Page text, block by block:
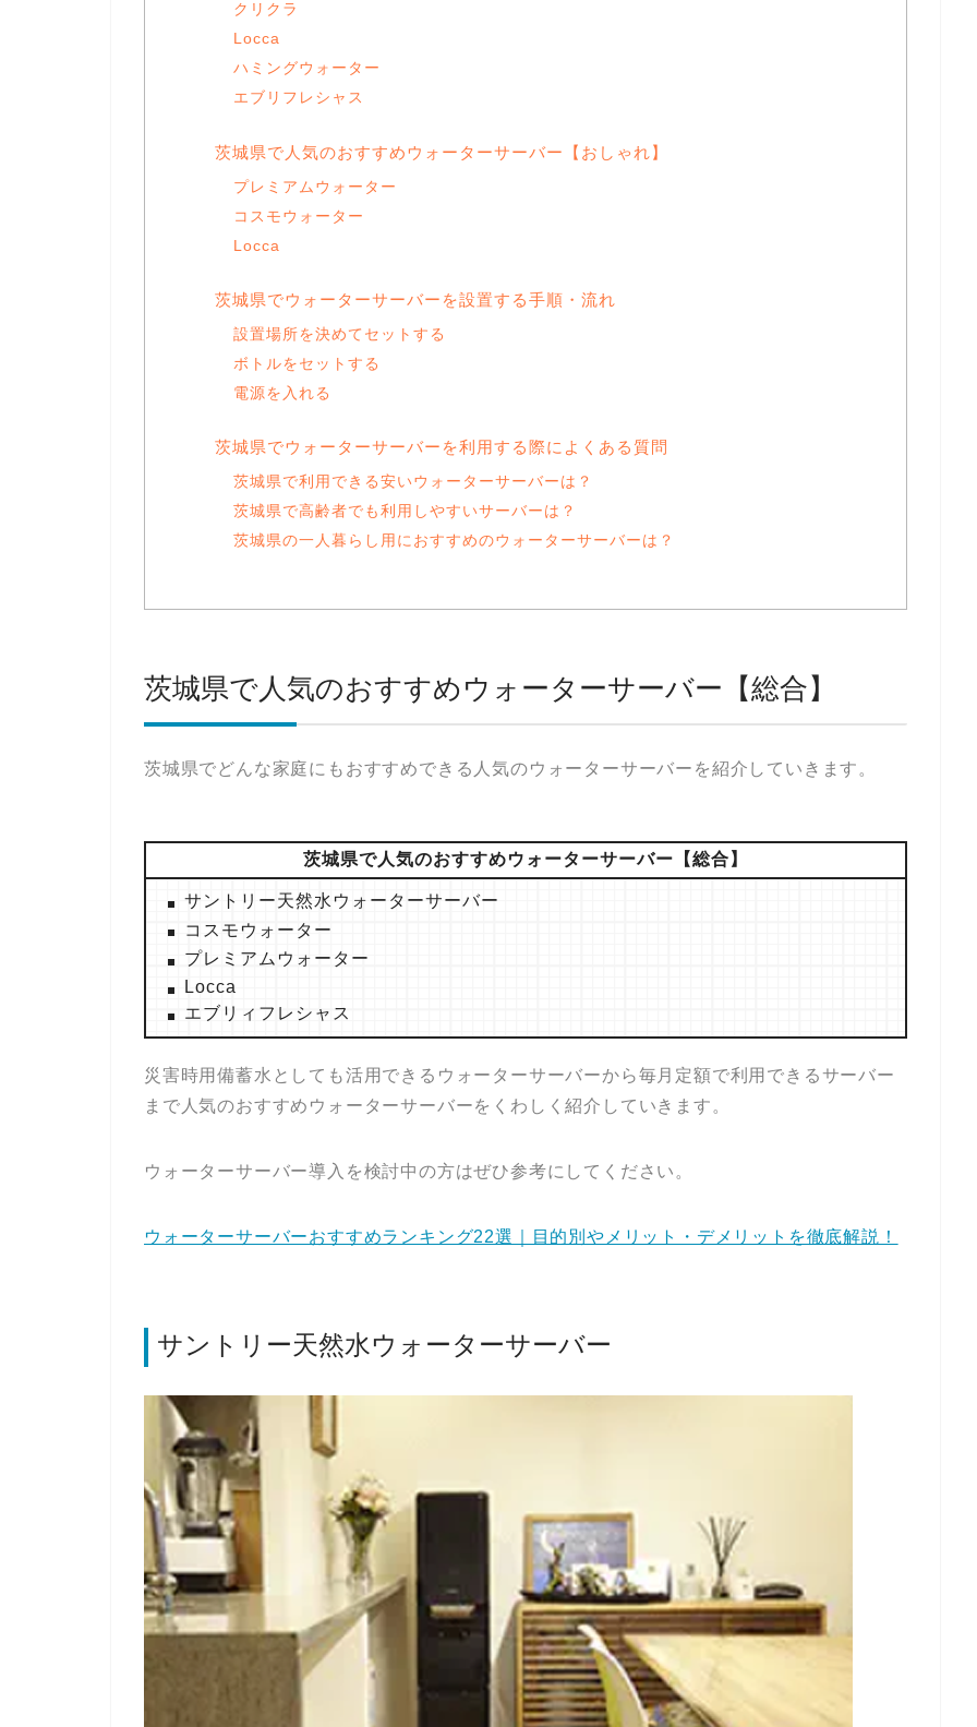
クリクラ
Locca
ハミングウォーター
エブリフレシャス
茨城県で人気のおすすめウォーターサーバー【おしゃれ】
プレミアムウォーター
コスモウォーター
Locca
茨城県でウォーターサーバーを設置する手順・流れ
設置場所を決めてセットする
ボトルをセットする
電源を入れる
茨城県でウォーターサーバーを利用する際によくある質問
茨城県で利用できる安いウォーターサーバーは？
茨城県で高齢者でも利用しやすいサーバーは？
茨城県の一人暮らし用におすすめのウォーターサーバーは？
茨城県で人気のおすすめウォーターサーバー【総合】
茨城県でどんな家庭にもおすすめできる人気のウォーターサーバーを紹介していきます。
茨城県で人気のおすすめウォーターサーバー【総合】
サントリー天然水ウォーターサーバー
コスモウォーター
プレミアムウォーター
Locca
エブリィフレシャス
災害時用備蓄水としても活用できるウォーターサーバーから毎月定額で利用できるサーバー
まで人気のおすすめウォーターサーバーをくわしく紹介していきます。
ウォーターサーバー導入を検討中の方はぜひ参考にしてください。
ウォーターサーバーおすすめランキング22選｜目的別やメリット・デメリットを徹底解説！
サントリー天然水ウォーターサーバー